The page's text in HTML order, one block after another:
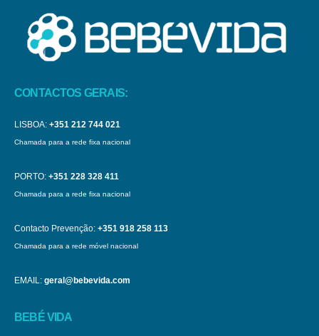
CONTACTOS GERAIS:
LISBOA: +351 212 744 021
Chamada para a rede fixa nacional
PORTO: +351 228 328 411
Chamada para a rede fixa nacional
Contacto Prevenção: +351 918 258 113
Chamada para a rede móvel nacional
EMAIL: geral@bebevida.com
BEBÉ VIDA